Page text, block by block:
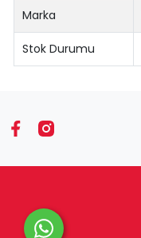
Marka
Stok Durumu